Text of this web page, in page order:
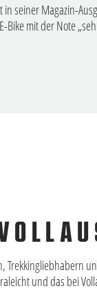
in seiner Magazin-
Bike mit der Note
Trekkingliebhabern
und das bei